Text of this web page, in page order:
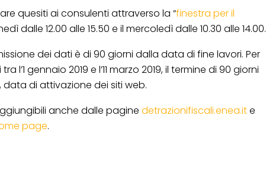
quesiti ai consulenti attraverso la “finestra per il
dalle 12.00 alle 15.50 e il mercoledì dalle 10.30 alle 14.00.
dei dati è di 90 giorni dalla data di fine lavori. Per
l’1 gennaio 2019 e l’11 marzo 2019, il termine di 90 giorni
data di attivazione dei siti web.
anche dalle pagine detrazionifiscali.enea.ite
page.